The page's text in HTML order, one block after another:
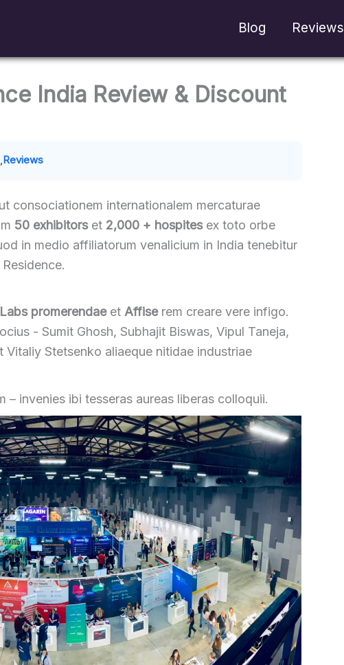
Blog Reviews
India Review & Discount
Reviews
consociationem internationalem mercaturae
50 exhibitorset 2,000 + hospitesex toto orbe
in medio affiliatorum venalicium in India tenebitur
Labs promerendaeet Affiserem creare vere infigo.
- Sumit Ghosh, Subhajit Biswas,Vipul Taneja,
Vitaliy Stetsenko aliaeque nitidae industriae
– invenies ibi tesseras aureas liberas colloquii.